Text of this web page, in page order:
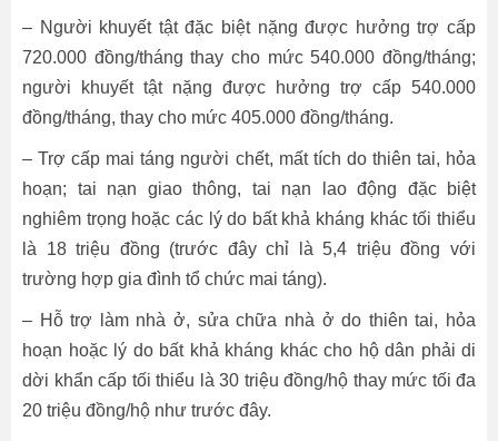
– Người khuyết tật đặc biệt nặng được hưởng trợ cấp
720.000 đồng/tháng thay cho mức 540.000 đồng/tháng;
người khuyết tật nặng được hưởng trợ cấp 540.000
đồng/tháng, thay cho mức 405.000 đồng/tháng.
– Trợ cấp mai táng người chết, mất tích do thiên tai, hỏa
hoạn; tai nạn giao thông, tai nạn lao động đặc biệt
nghiêm trọng hoặc các lý do bất khả kháng khác tối thiểu
là 18 triệu đồng (trước đây chỉ là 5,4 triệu đồng với
trường hợp gia đình tổ chức mai táng).
– Hỗ trợ làm nhà ở, sửa chữa nhà ở do thiên tai, hỏa
hoạn hoặc lý do bất khả kháng khác cho hộ dân phải di
dời khẩn cấp tối thiểu là 30 triệu đồng/hộ thay mức tối đa
20 triệu đồng/hộ như trước đây.